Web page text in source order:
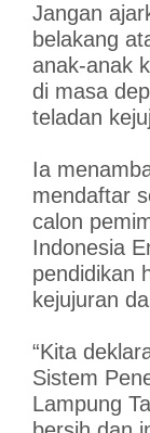
Jangan
belakang
anak-anak
di masa
teladan
Ia
mendaftar
calon
Indonesia
pendidikan
kejujuran
“Kita
Sistem
Lampung